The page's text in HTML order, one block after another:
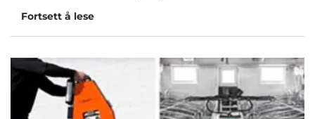
Fortsett å lese